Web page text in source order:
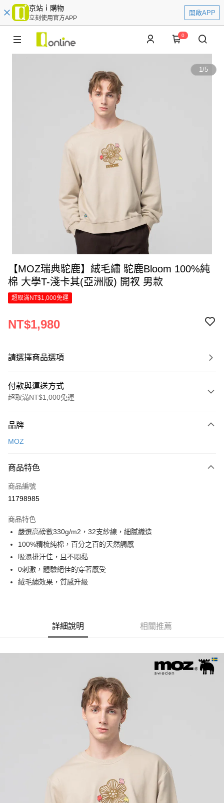
京站ｉ購物
立刻使用官方APP
開啟APP
0
1/5
【MOZ瑞典駝鹿】絨毛繡 駝鹿Bloom 100%純
棉 大學T-淺卡其(亞洲版) 開衩 男款
超取滿NT$1,000免運
NT$1,980
請選擇商品選項
付款與運送方式
超取滿NT$1,000免運
信用卡一次付款
Apple Pay
街口支付
Google Pay
全盈+PAY
大哥付你分期
相關說明
【大哥付你分期使用說明】
3.實際核准額度、可分期數及費用金額請依後續交易確認頁面所載為準。
4.訂單成立30分鐘內，如未前往確認交易或遇審核未通過，訂單將自動取
1.分期款項不併入電信帳單，「大哥付你分期」於每月結算日後寄送繳費提
2.透過簡訊連結打開帳單後，可選擇「超商條碼／台灣大直營門市／銀行轉
帳／街口支付／iPASS MONEY」等通路繳費。
1.本服務係由「台灣大哥大股份有限公司」（以下簡稱本公司）所提供，讓
用戶於交易時，得透過本服務購買商品或服務，並由商店將買賣／分期付款
買賣價金債權讓與本公司後，依約使用本公司帳單繳交帳款。
2.基於同意付款使用「大哥付你分期」之契約關係目的，商店將以您的個人
資料（包含姓名、電話或地址）提供予台灣大哥大進項蒐集、處理及利用，
由本公司與您本人進行分期帳單所需資料之確認、核對及更正。
3.完整用戶服務條款，請詳閱以下連結：https://oppay.tw/userRule
AFTEE先享後付是「在收到商品之後才付款」的支付方式。 讓您購物簡單
２．便利：只要手機號碼，簡訊認證，即可結帳。
【「AFTEE先享後付」結帳流程】
１．於結帳方式選擇「AFTEE先享後付」後，將跳轉至「AFTEE先享後付」
結帳頁面，進行簡訊認證並確認金額後，即可完成結帳。
２．訂單成立數日內，您將收到繳費通知簡訊。
３．收到繳費通知簡訊後14天內，點擊此簡訊中的連結，可透過四大超商／
ATM／網路銀行／等多元方式進行付款，方視為交易完成。
※ 請注意：結帳手續完成當下不需立刻繳費，但若您需要取消訂單，請聯絡
購買商品的店家。未經商家同意取消之訂單仍視為有效，需透過AFTEE先享
※ 交易是否成功請以「AFTEE先享後付 」之結帳頁面顯示為準，若有關於
是否繳費成功／繳費後需取消欲退款等相關疑問，請聯繫「AFTEE先享後付
https://netprotections.freshdesk.com/support/home
每筆NT$70，滿NT$1,000(含以上)免運費
每筆NT$70，滿NT$1,000(含以上)免運費
每筆NT$100，滿NT$1,200(含以上)免運費
京站台北店客服中心(1F星巴克旁) 即日起不提供京站紙袋，取件時
品牌
MOZ
商品特色
商品編號
11798985
商品特色
嚴選高磅數330g/m2，32支紗線，細膩織造
100%精梳純棉，百分之百的天然觸感
吸濕排汗佳，且不悶黏
0刺激，體驗絕佳的穿著感受
絨毛繡效果，質感升級
詳細說明 相關推薦